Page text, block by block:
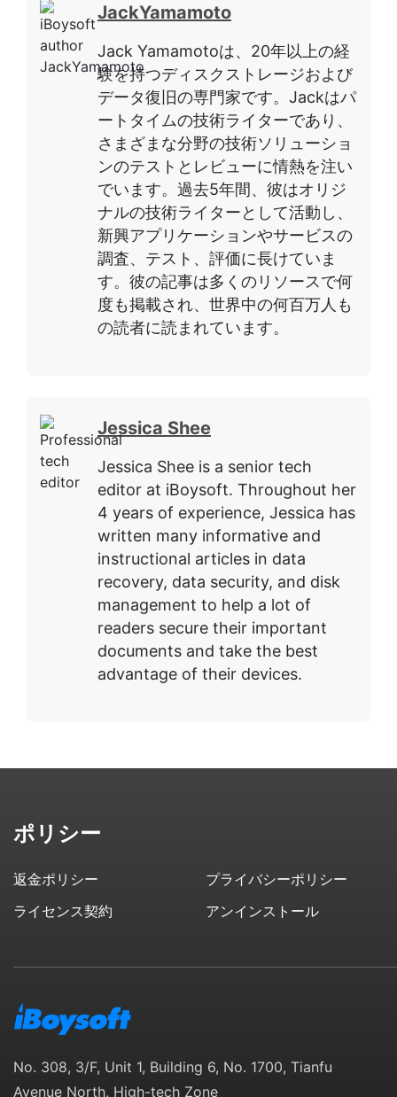
JackYamamoto
Jack Yamamotoは、20年以上の経
験を持つディスクストレージおよび
データ復旧の専門家です。Jackはパ
ートタイムの技術ライターであり、
さまざまな分野の技術ソリューショ
ンのテストとレビューに情熱を注い
でいます。過去5年間、彼はオリジ
ナルの技術ライターとして活動し、
新興アプリケーションやサービスの
調査、テスト、評価に長けていま
す。彼の記事は多くのリソースで何
度も掲載され、世界中の何百万人も
の読者に読まれています。
Jessica Shee
Jessica Shee is a senior tech
editor at iBoysoft. Throughout her
4 years of experience, Jessica has
written many informative and
instructional articles in data
recovery, data security, and disk
management to help a lot of
readers secure their important
documents and take the best
advantage of their devices.
ポリシー
返金ポリシー
プライバシーポリシー
ライセンス契約
アンインストール
No. 308, 3/F, Unit 1, Building 6, No. 1700, Tianfu
Avenue North, High-tech Zone